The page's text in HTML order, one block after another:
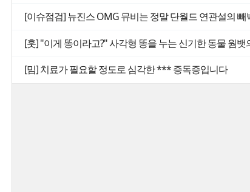
[이슈점검] 뉴진스 OMG 뮤비는 정말 단월드 연관설의 빼
[훗] "이게 똥이라고?" 사각형 똥을 누는 신기한 동물 웜뱃
[밈] 치료가 필요할 정도로 심각한 *** 증독증입니다